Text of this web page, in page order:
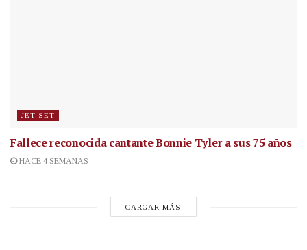
JET SET
Fallece reconocida cantanteBonnie Tyler a sus 75 años
HACE 4 SEMANAS
CARGAR MÁS